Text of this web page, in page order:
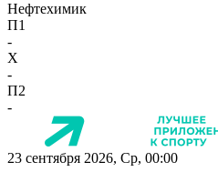
Нефтехимик
П1
-
X
-
П2
-
23 сентября 2026, Ср, 00:00